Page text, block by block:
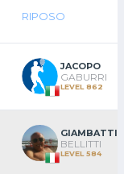
RIPOSO
JACOPO
GABURRI
LEVEL 862
BELLITTI
LEVEL 584